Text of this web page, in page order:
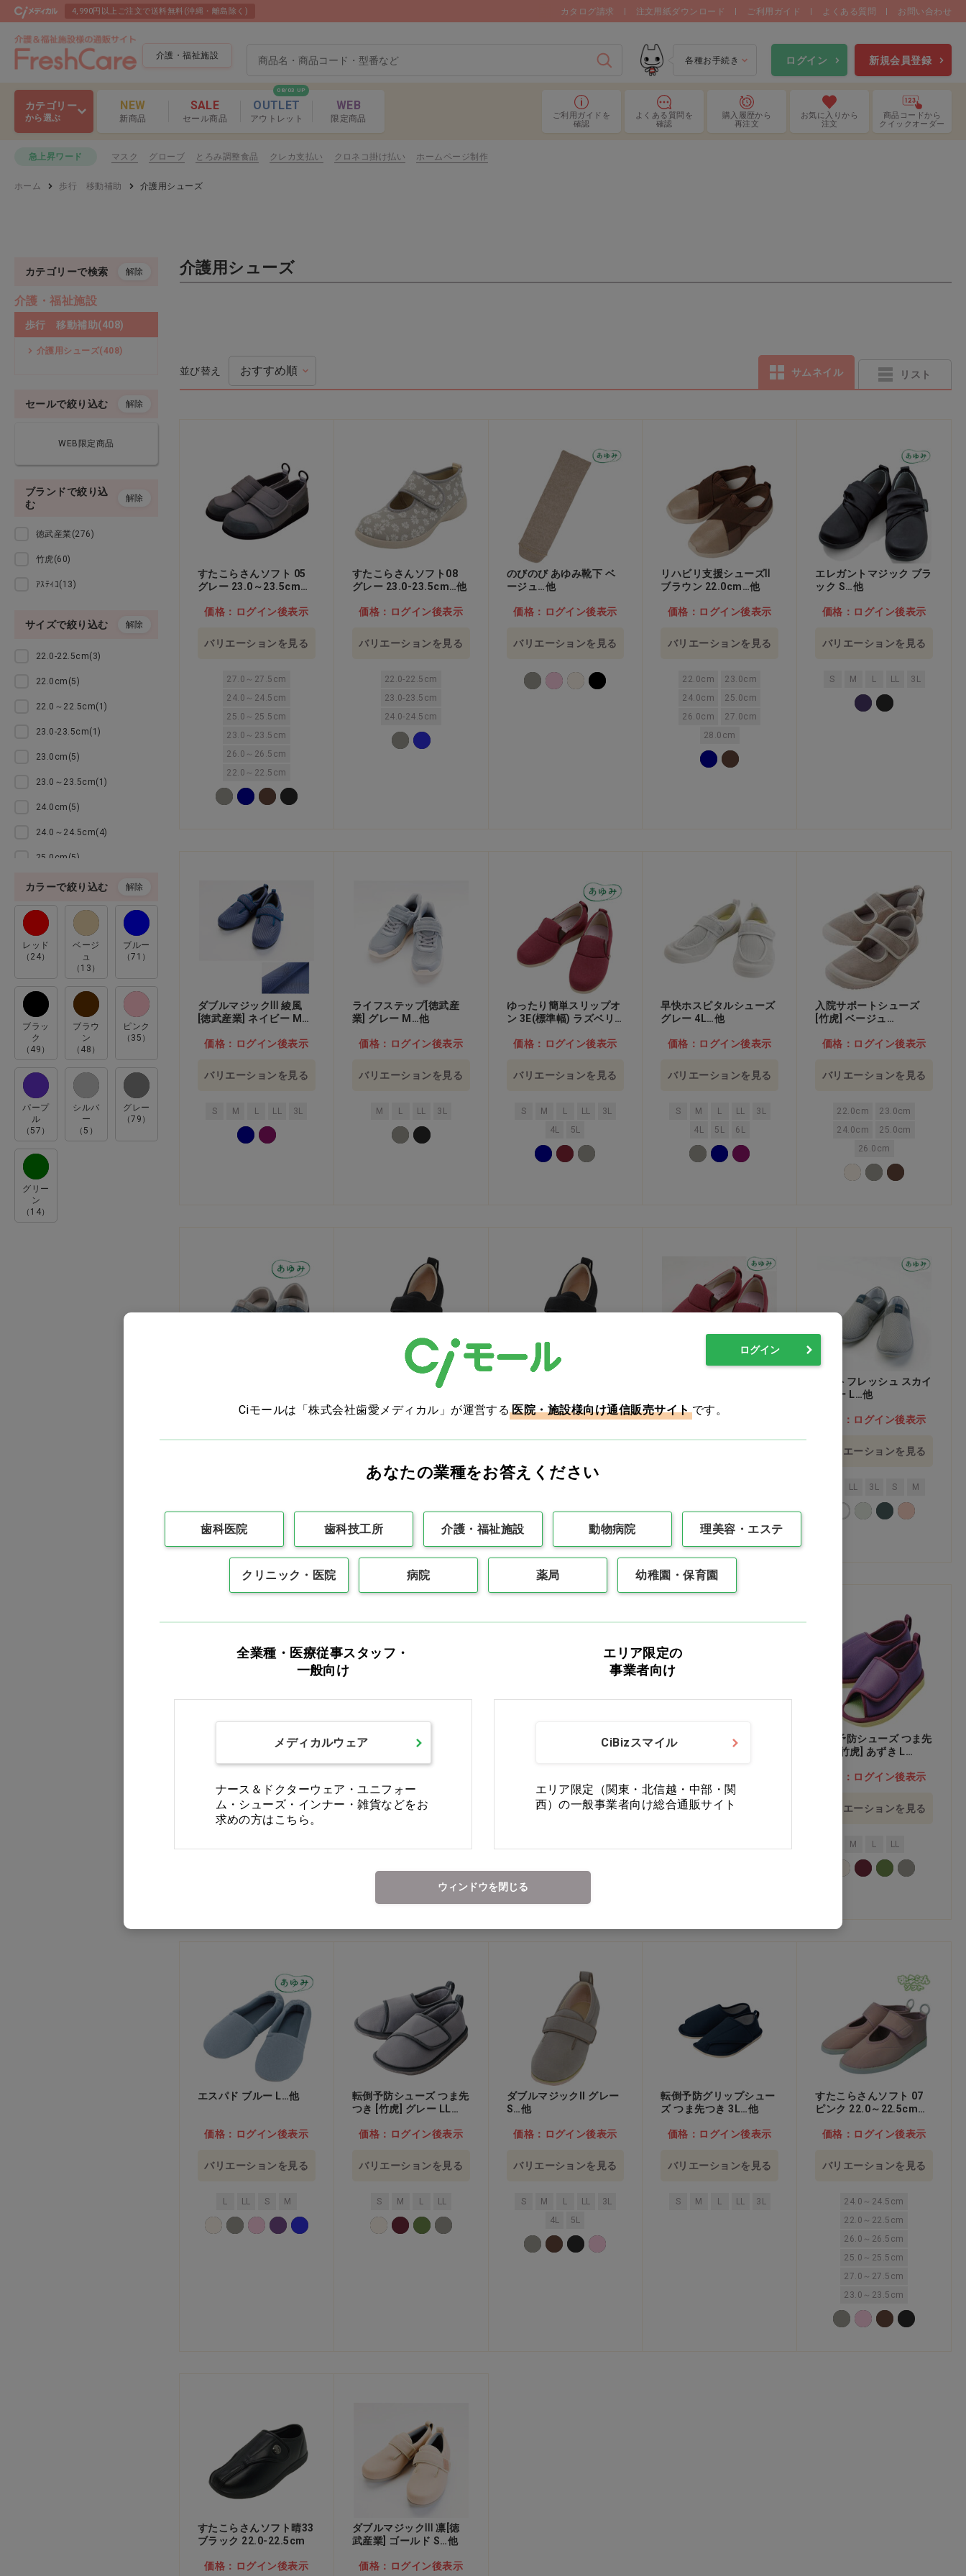
4,990円以上ご注文で送料無料(沖縄・離島除く) カタログ請求 注文用紙ダウンロード ご利用ガイド よくある質問 お問い合わせ
介護・福祉施設 検索 各種お手続き ログイン 新規会員登録
カテゴリー
から選ぶ
感染予防
口腔ケア
排泄ケア
ベッド用品
衛生材料
診察測定
トレーニング レクリエーシ
訳あり
クリアランス
感染予防
うがい薬 ハンドソープ ペーパータオル 手指消毒剤
感染予防 おすすめアイテム
感染対策5種セット
価格：ログイン後表
[軽減8%]エタノール
製剤 アルタイザー75
価格：ログイン後表
薬用ハンドソープ A3
[ニイタカ]
価格：ログイン後表
NEW
新商品
SALE
セール商品
08/03 UP
OUTLET
アウトレット
WEB
限定商品 ご利用ガイド を
確認
よくある質問 を
確認
購入履歴から
再注文
お気に入り から
注文
商品コードから
クイックオーダー
急上昇ワード マスク グローブ とろみ調整食品 クレカ支払い クロネコ掛け払い ホームページ制作
ホーム 歩行 移動補助 介護用シューズ
介護用シューズ
並び替え サムネイル リスト
すたこらさんソフト 05
グレー 23.0～23.5cm…
価格：ログイン後表示
バリエーションを見る
27.0～27.5cm
24.0～24.5cm
25.0～25.5cm
23.0～23.5cm
26.0～26.5cm
22.0～22.5cm
すたこらさんソフト08
グレー 23.0-23.5cm…他
価格：ログイン後表示
バリエーションを見る
22.0-22.5cm
23.0-23.5cm
24.0-24.5cm
のびのび あゆみ靴下 ベ
ージュ…他
価格：ログイン後表示
バリエーションを見る
リハビリ支援シューズⅡ
ブラウン 22.0cm…他
価格：ログイン後表示
バリエーションを見る
22.0cm
23.0cm
24.0cm
25.0cm
26.0cm
27.0cm
28.0cm
エレガントマジック ブラ
ック S…他
価格：ログイン後表示
バリエーションを見る
S M L LL 3L
ダブルマジックⅢ 綾風
[徳武産業] ネイビー M…
価格：ログイン後表示
バリエーションを見る
S M L LL 3L
ライフステップ[徳武産
業] グレー M…他
価格：ログイン後表示
バリエーションを見る
M L LL 3L
ゆったり簡単スリップオ
ン 3E(標準幅) ラズベリ
価格：ログイン後表示
バリエーションを見る
S M L LL
3L
4L
5L
早快ホスピタルシューズ
グレー 4L…他
価格：ログイン後表示
バリエーションを見る
S M L LL
3L
4L
5L 6L
入院サポートシューズ
[竹虎] ベージュ
価格：ログイン後表示
バリエーションを見る
22.0cm
23.0cm
24.0cm
25.0cm
26.0cm
価格：ログイン後表示
ダブルマジックⅢ 3E(標
価格：ログイン後表示 価格：ログイン後表示
ベリー S…他
価格：ログイン後表示
スットフレッシュ スカイ
グレー L…他
価格：ログイン後表示
バリエーションを見る
LL 3L S M
かかとスポッと ブラウン
バリエーションを見る
瞬感スポッと 3E(標準幅)
ワイン S…他
バリエーションを見る
オール スポッと[徳武産
バリエーションを見る
病院内専用シューズ 早快
マジック レギュラー グ
バリエーションを見る
転倒予防シューズ つま先
なし[竹虎] あずき L
価格：ログイン後表示
バリエーションを見る
M L LL
エスパド ブルー L…他
価格：ログイン後表示
バリエーションを見る
L LL S M
転倒予防シューズ つま先
つき [竹虎] グレー LL
価格：ログイン後表示
バリエーションを見る
S M L LL
ダブルマジックII グレー
S…他
価格：ログイン後表示
バリエーションを見る
S M L LL
3L
4L
5L
転倒予防グリップシュー
ズ つま先つき 3L…他
価格：ログイン後表示
バリエーションを見る
S M L LL 3L
すたこらさんソフト 07
ピンク 22.0～22.5cm…
価格：ログイン後表示
バリエーションを見る
24.0～24.5cm
22.0～22.5cm
26.0～26.5cm
25.0～25.5cm
27.0～27.5cm
23.0～23.5cm
すたこらさんソフト晴33
ブラック 22.0-22.5cm
価格：ログイン後表示
ダブルマジックⅢ 凛[徳
武産業] ゴールド S…他
価格：ログイン後表示
カテゴリーで検索 解除
介護・福祉施設
歩行 移動補助(408)
介護用シューズ(408)
セールで絞り込む 解除
WEB限定商品
ブランドで絞り込
む
解除
徳武産業(276)
竹虎(60)
ｱｽﾃｨｺ(13)
サイズで絞り込む 解除
22.0-22.5cm(3)
22.0cm(5)
22.0～22.5cm(1)
23.0-23.5cm(1)
23.0cm(5)
23.0～23.5cm(1)
24.0cm(5)
24.0～24.5cm(4)
25.0cm(5)
25.0～25.5cm(2)
26.0cm(5)
27.0cm(2)
27.0～27.5cm(1)
3L(49)
4L(17)
5L(17)
6L(9)
L(69)
LL(70)
M(67)
S(59)
SS(5)
カラーで絞り込む 解除
レッド
（24）
ベージ
ュ
（13）
ブルー
（71）
ブラッ
ク
（49）
ブラウ
ン
（48）
ピンク
（35）
パープ
ル
（57）
シルバ
ー
（5）
グレー
（79）
グリー
ン
（14）
ログイン
Ciモールは「株式会社歯愛メディカル」が運営する医院・施設様向け通信販売サイトです。
あなたの業種をお答えください
歯科医院 歯科技工所 介護・福祉施設 動物病院 理美容・エステ
クリニック・医院 病院 薬局 幼稚園・保育園
全業種・医療従事スタッフ・
一般向け
メディカルウェア
ナース＆ドクターウェア・ユニフォー
ム・シューズ・インナー・雑貨などをお
求めの方はこちら。
エリア限定の
事業者向け
CiBizスマイル
エリア限定（関東・北信越・中部・関
西）の一般事業者向け総合通販サイト
ウィンドウを閉じる